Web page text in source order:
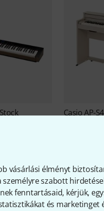
vásárlási élményt
szabott
fenntartásaid, kérjük,
és marketinget
CasioAP-